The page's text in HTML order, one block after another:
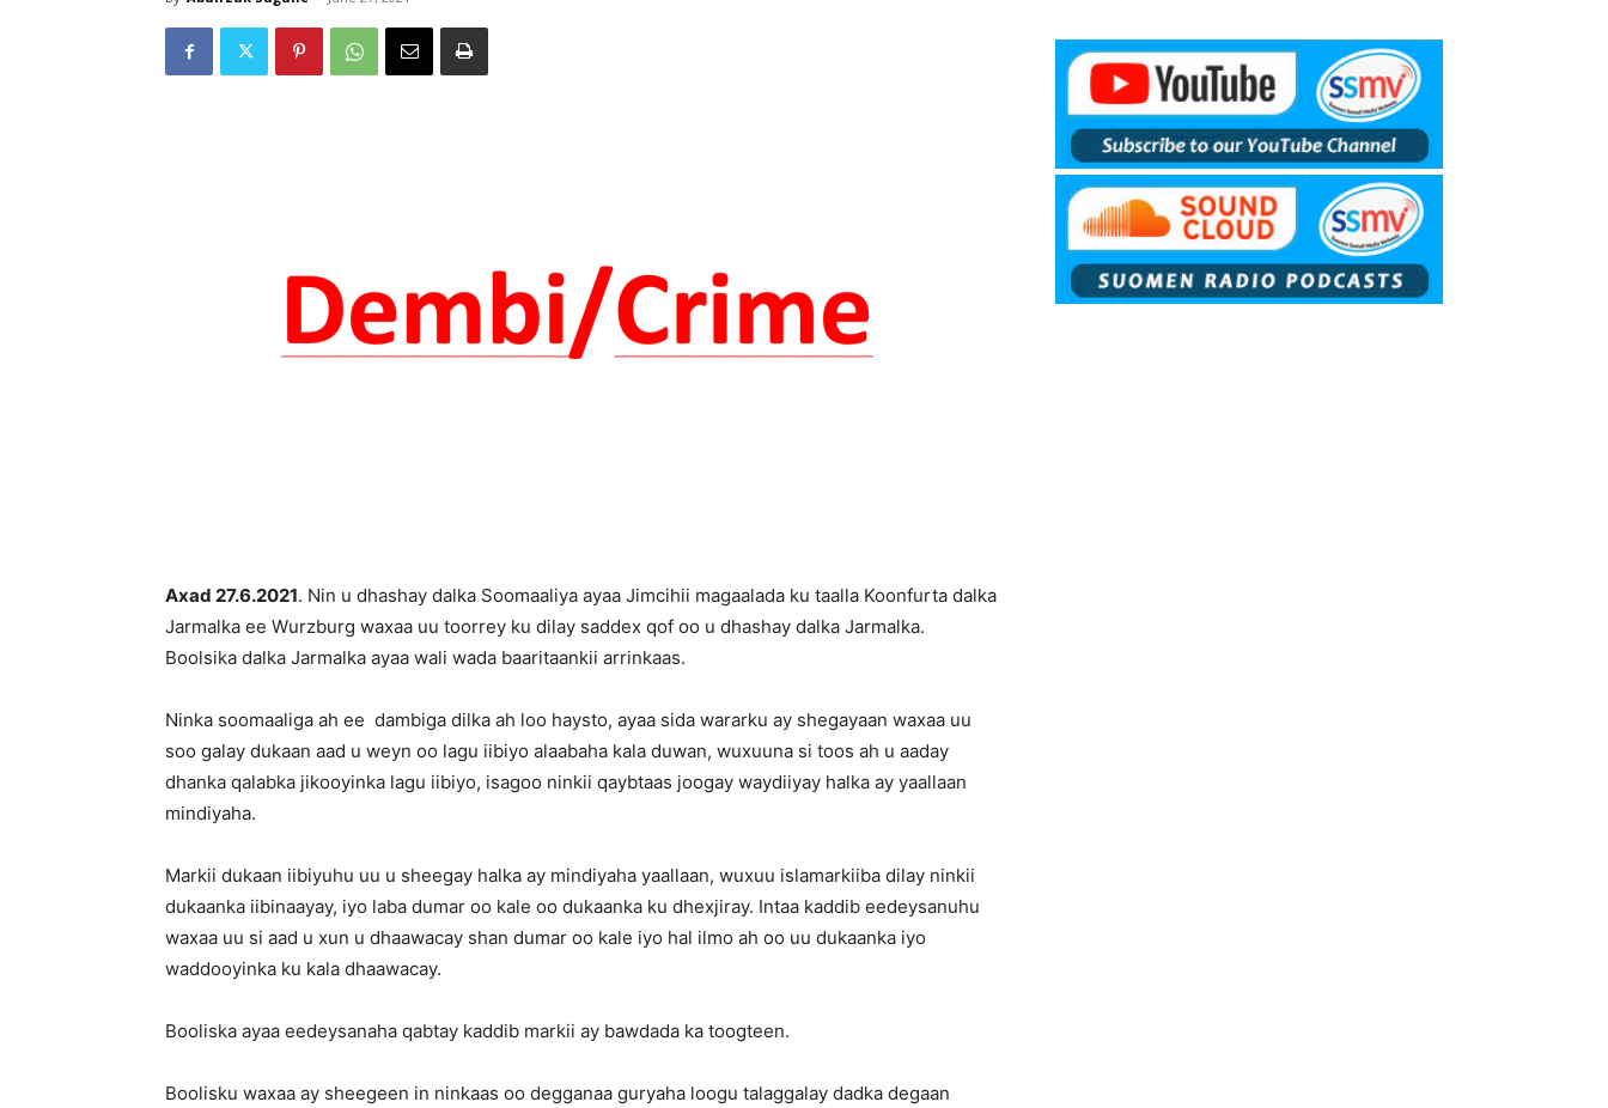
Axad 27.6.2021. Nin u dhashay dalka Soomaaliya ayaa Jimcihii magaalada ku taalla Koonfurta dalka
Jarmalka ee Wurzburg waxaa uu toorrey ku dilay saddex qof oo u dhashay dalka Jarmalka.
Boolsika dalka Jarmalka ayaa wali wada baaritaankii arrinkaas.
Ninka soomaaliga ah ee dambiga dilka ah loo haysto, ayaa sida wararku ay shegayaan waxaa uu
soo galay dukaan aad u weyn oo lagu iibiyo alaabaha kala duwan, wuxuuna si toos ah u aaday
dhanka qalabka jikooyinka lagu iibiyo, isagoo ninkii qaybtaas joogay waydiiyay halka ay yaallaan
mindiyaha.
Markii dukaan iibiyuhu uu u sheegay halka ay mindiyaha yaallaan, wuxuu islamarkiiba dilay ninkii
dukaanka iibinaayay, iyo laba dumar oo kale oo dukaanka ku dhexjiray. Intaa kaddib eedeysanuhu
waxaa uu si aad u xun u dhaawacay shan dumar oo kale iyo hal ilmo ah oo uu dukaanka iyo
waddooyinka ku kala dhaawacay.
Booliska ayaa eedeysanaha qabtay kaddib markii ay bawdada ka toogteen.
Boolisku waxaa ay sheegeen in ninkaas oo degganaa guryaha loogu talaggalay dadka degaan